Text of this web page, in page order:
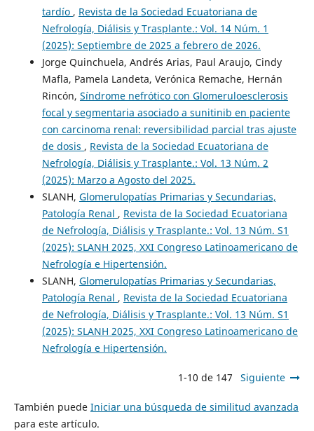
tardío , Revista de la Sociedad Ecuatoriana de
Nefrología, Diálisis y Trasplante.: Vol. 14 Núm. 1
(2025): Septiembre de 2025 a febrero de 2026.
Jorge Quinchuela, Andrés Arias, Paul Araujo, Cindy
Mafla, Pamela Landeta, Verónica Remache, Hernán
Rincón, Síndrome nefrótico con Glomeruloesclerosis
focal y segmentaria asociado a sunitinib en paciente
con carcinoma renal: reversibilidad parcial tras ajuste
de dosis , Revista de la Sociedad Ecuatoriana de
Nefrología, Diálisis y Trasplante.: Vol. 13 Núm. 2
(2025): Marzo a Agosto del 2025.
SLANH, Glomerulopatías Primarias y Secundarias,
Patología Renal , Revista de la Sociedad Ecuatoriana
de Nefrología, Diálisis y Trasplante.: Vol. 13 Núm. S1
(2025): SLANH 2025, XXI Congreso Latinoamericano de
Nefrología e Hipertensión.
SLANH, Glomerulopatías Primarias y Secundarias,
Patología Renal , Revista de la Sociedad Ecuatoriana
de Nefrología, Diálisis y Trasplante.: Vol. 13 Núm. S1
(2025): SLANH 2025, XXI Congreso Latinoamericano de
Nefrología e Hipertensión.
1-10 de 147 Siguiente
También puede Iniciar una búsqueda de similitud avanzada
para este artículo.